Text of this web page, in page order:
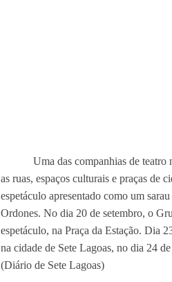
Uma das companhias de
as ruas, espaços culturais e praças de
espetáculo apresentado como um
Ordones. No dia 20 de setembro, o
espetáculo, na Praça da Estação. Dia
na cidade de Sete Lagoas, no dia 24
(Diário de Sete Lagoas)